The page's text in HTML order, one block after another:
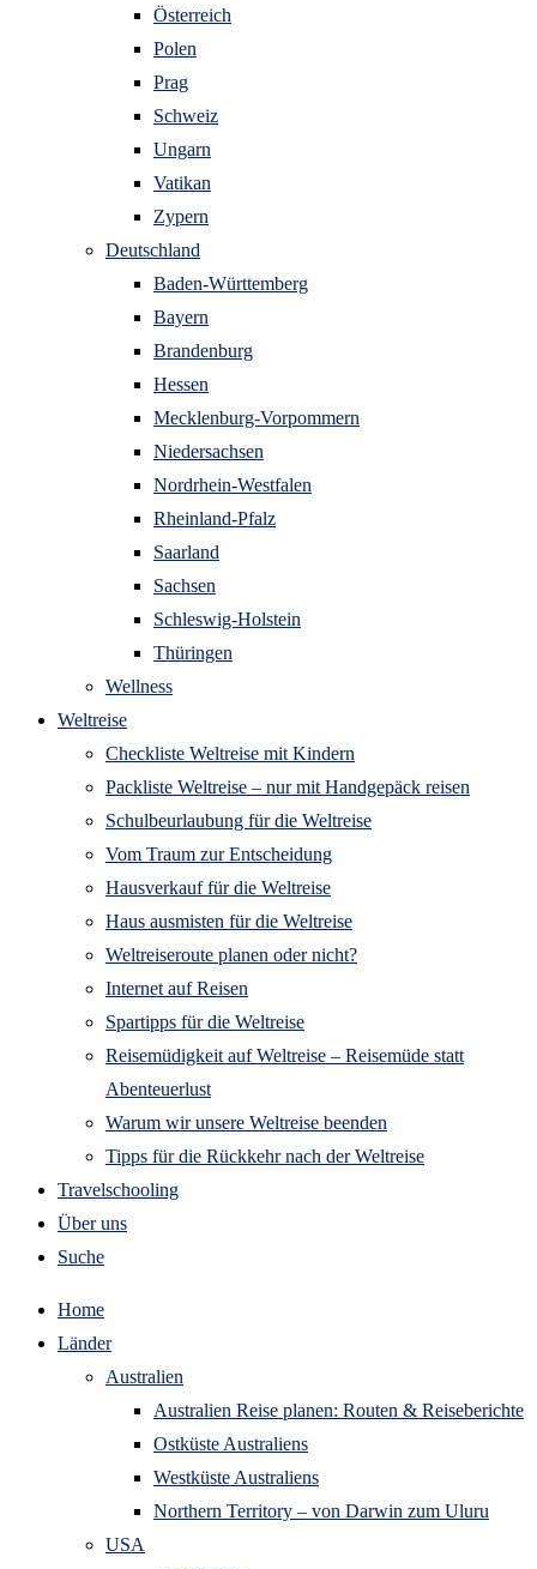
Österreich
Polen
Prag
Schweiz
Ungarn
Vatikan
Zypern
Deutschland
Baden-Württemberg
Bayern
Brandenburg
Hessen
Mecklenburg-Vorpommern
Niedersachsen
Nordrhein-Westfalen
Rheinland-Pfalz
Saarland
Sachsen
Schleswig-Holstein
Thüringen
Wellness
Weltreise
Checkliste Weltreise mit Kindern
Packliste Weltreise – nur mit Handgepäck reisen
Schulbeurlaubung für die Weltreise
Vom Traum zur Entscheidung
Hausverkauf für die Weltreise
Haus ausmisten für die Weltreise
Weltreiseroute planen oder nicht?
Internet auf Reisen
Spartipps für die Weltreise
Reisemüdigkeit auf Weltreise – Reisemüde statt
Abenteuerlust
Warum wir unsere Weltreise beenden
Tipps für die Rückkehr nach der Weltreise
Travelschooling
Über uns
Suche
Home
Länder
Australien
Australien Reise planen: Routen & Reiseberichte
Ostküste Australiens
Westküste Australiens
Northern Territory – von Darwin zum Uluru
USA